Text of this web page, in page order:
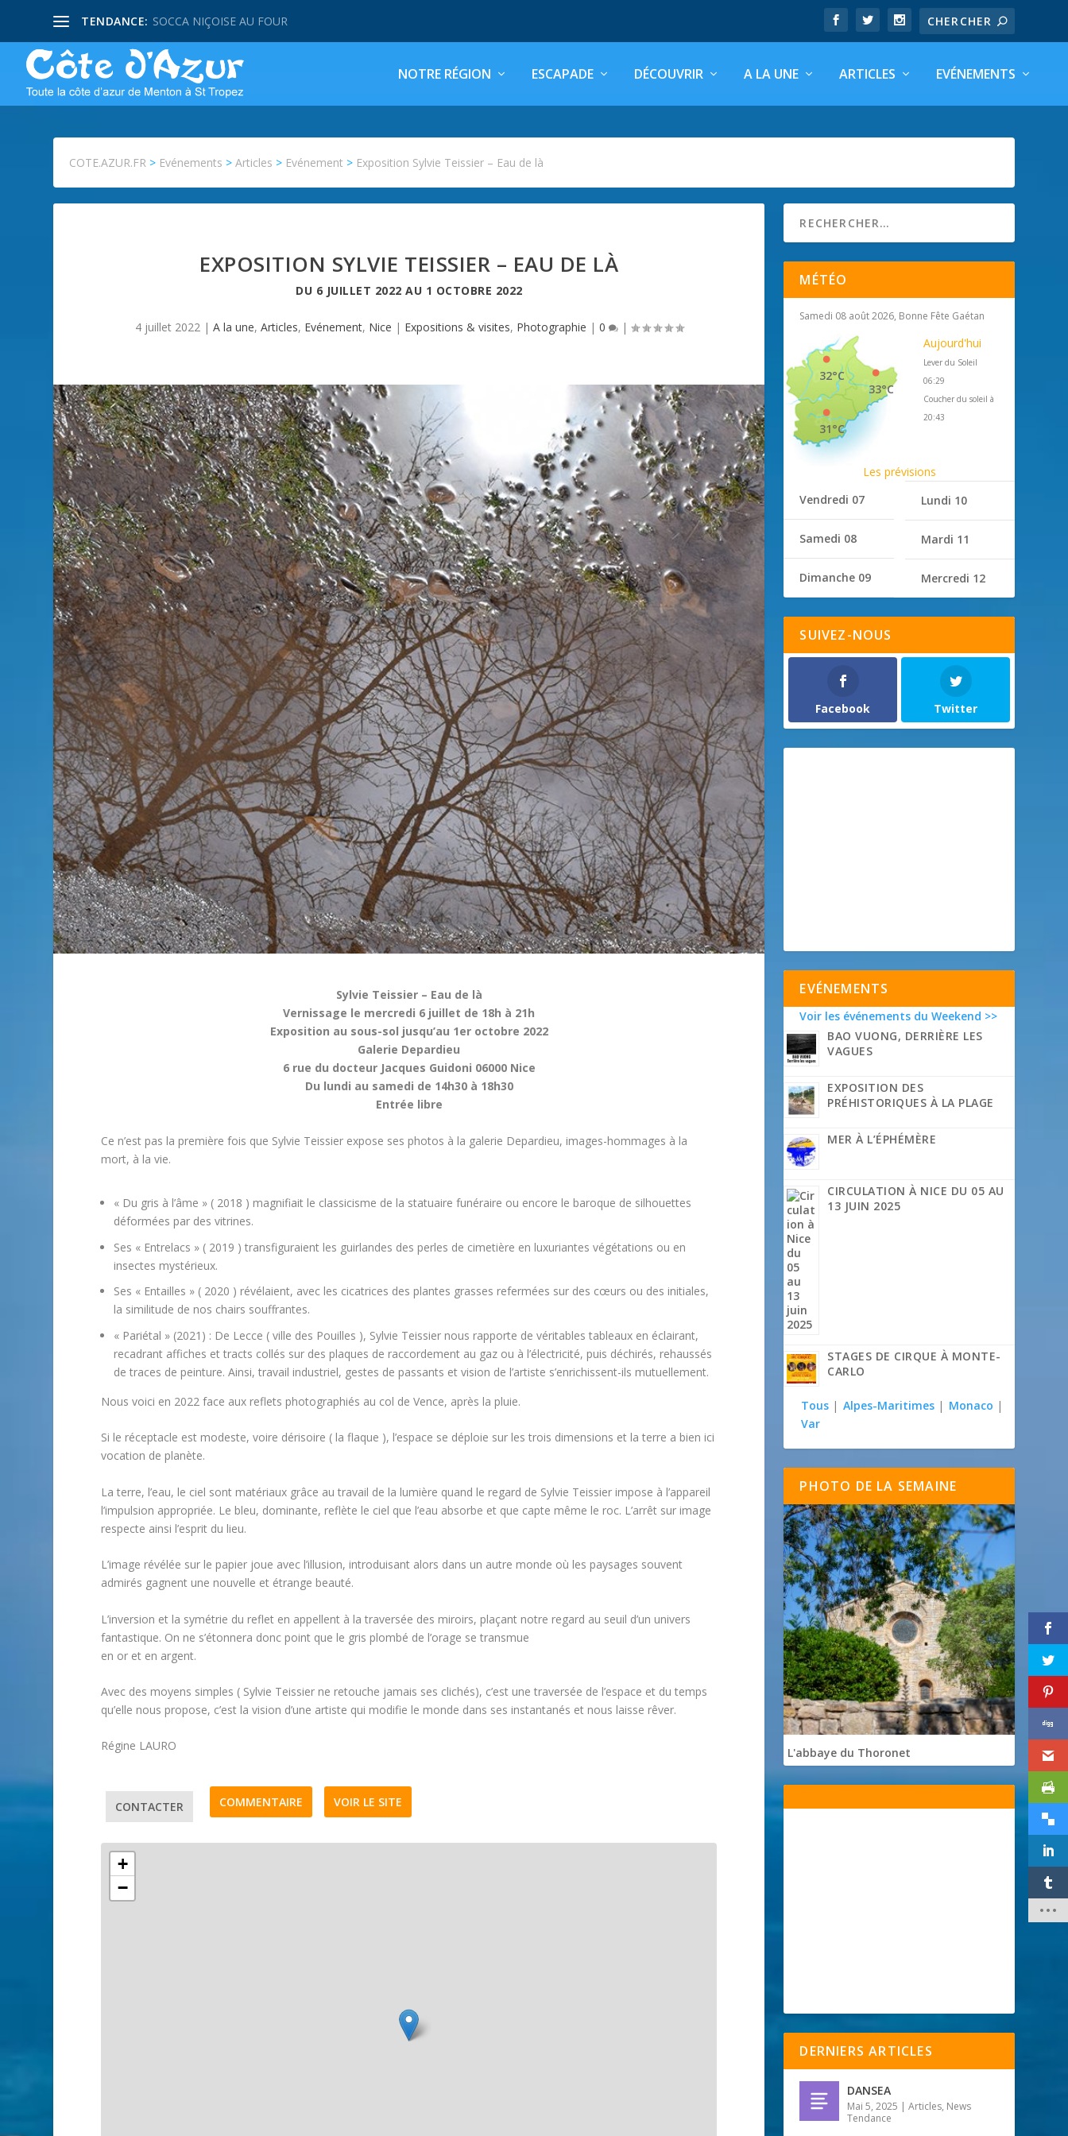
TENDANCE: SOCCA NIÇOISE AU FOUR
NOTRE RÉGION ESCAPADE DÉCOUVRIR A LA UNE ARTICLES EVÉNEMENTS
COTE.AZUR.FR > Evénements >Articles > Evénement > Exposition Sylvie Teissier – Eau de là
EXPOSITION SYLVIE TEISSIER – EAU DE LÀ
DU 6 JUILLET 2022 AU 1 OCTOBRE 2022
4 juillet 2022| A la une, Articles, Evénement, Nice | Expositions & visites, Photographie | 0 |
Sylvie Teissier – Eau de là
Vernissage le mercredi 6 juillet de 18h à 21h
Exposition au sous-sol jusqu’au 1er octobre 2022
Galerie Depardieu
6 rue du docteur Jacques Guidoni 06000 Nice
Du lundi au samedi de 14h30 à 18h30
Entrée libre
Ce n’est pas la première fois que Sylvie Teissier expose ses photos à la galerie Depardieu, images-hommages à la
mort, à la vie.
« Du gris à l’âme » ( 2018 ) magnifiait le classicisme de la statuaire funéraire ou encore le baroque de silhouettes
déformées par des vitrines.
Ses « Entrelacs » ( 2019 ) transfiguraient les guirlandes des perles de cimetière en luxuriantes végétations ou en
insectes mystérieux.
Ses « Entailles » ( 2020 ) révélaient, avec les cicatrices des plantes grasses refermées sur des cœurs ou des initiales,
la similitude de nos chairs souffrantes.
« Pariétal » (2021) : De Lecce ( ville des Pouilles ), Sylvie Teissier nous rapporte de véritables tableaux en éclairant,
recadrant affiches et tracts collés sur des plaques de raccordement au gaz ou à l’électricité, puis déchirés, rehaussés
de traces de peinture. Ainsi, travail industriel, gestes de passants et vision de l’artiste s’enrichissent-ils mutuellement.
Nous voici en 2022 face aux reflets photographiés au col de Vence, après la pluie.
Si le réceptacle est modeste, voire dérisoire ( la flaque ), l’espace se déploie sur les trois dimensions et la terre a bien ici
vocation de planète.
La terre, l’eau, le ciel sont matériaux grâce au travail de la lumière quand le regard de Sylvie Teissier impose à l’appareil
l’impulsion appropriée. Le bleu, dominante, reflète le ciel que l’eau absorbe et que capte même le roc. L’arrêt sur image
respecte ainsi l’esprit du lieu.
L’image révélée sur le papier joue avec l’illusion, introduisant alors dans un autre monde où les paysages souvent
admirés gagnent une nouvelle et étrange beauté.
L’inversion et la symétrie du reflet en appellent à la traversée des miroirs, plaçant notre regard au seuil d’un univers
fantastique. On ne s’étonnera donc point que le gris plombé de l’orage se transmue
en or et en argent.
Avec des moyens simples ( Sylvie Teissier ne retouche jamais ses clichés), c’est une traversée de l’espace et du temps
qu’elle nous propose, c’est la vision d’une artiste qui modifie le monde dans ses instantanés et nous laisse rêver.
Régine LAURO
CONTACTER COMMENTAIRE VOIR LE SITE
+
−
MÉTÉO
Samedi 08 août 2026, Bonne Fête Gaétan
33°C
32°C
31°C
Aujourd'hui
Lever du Soleil
06:29
Coucher du soleil à
20:43
Les prévisions
Vendredi 07
Samedi 08
Dimanche 09
Lundi 10
Mardi 11
Mercredi 12
SUIVEZ-NOUS
Facebook Twitter
EVÉNEMENTS
Voir les événements du Weekend >>
BAO VUONG, DERRIÈRE LES
VAGUES
EXPOSITION DES
PRÉHISTORIQUES À LA PLAGE
MER À L’ÉPHÉMÈRE
CIRCULATION À NICE DU 05 AU
13 JUIN 2025
STAGES DE CIRQUE À MONTE-
CARLO
Tous | Alpes-Maritimes | Monaco |
Var
PHOTO DE LA SEMAINE
L'abbaye du Thoronet
DERNIERS ARTICLES
DANSEA
Mai 5, 2025 |Articles, News
Tendance